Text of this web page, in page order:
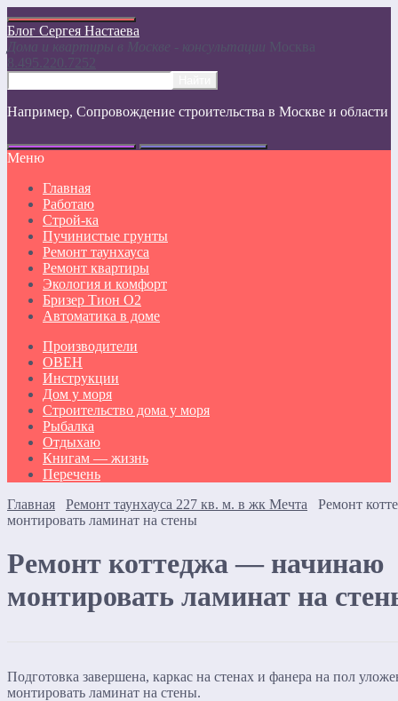
Блог Сергея Настаева
Дома и квартиры в Москве - консультации Москвa
8.495.220.7252
Например, Сопровождение строительства в Москве и области
Меню
Главная
Работаю
Строй-ка
Пучинистые грунты
Ремонт таунхауса
Ремонт квартиры
Экология и комфорт
Бризер Тион О2
Автоматика в доме
Производители
ОВЕН
Инструкции
Дом у моря
Строительство дома у моря
Рыбалка
Отдыхаю
Книгам — жизнь
Перечень
Главная
Ремонт таунхауса 227 кв. м. в жк Мечта
Ремонт
монтировать ламинат на стены
Ремонт коттеджа — начинаю
монтировать ламинат на
Подготовка завершена, каркас на стенах и фанера на пол
монтировать ламинат на стены.